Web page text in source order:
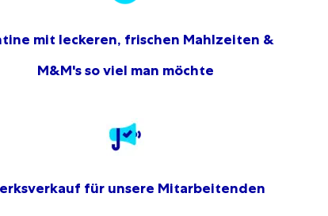
mit leckeren, frischen Mahlzeiten &
M&M's so viel man möchte
für unsere Mitarbeitenden